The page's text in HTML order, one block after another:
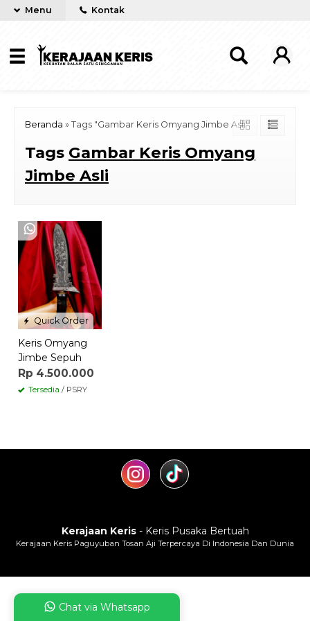
Menu Kontak
Beranda » Tags "Gambar Keris Omyang Jimbe Asli"
Tags Gambar Keris Omyang
Jimbe Asli
Quick Order
Keris Omyang
Jimbe Sepuh
Rp 4.500.000
Tersedia / PSRY
Kerajaan Keris- Keris Pusaka Bertuah
Kerajaan Keris Paguyuban Tosan Aji Terpercaya Di Indonesia Dan Dunia
Chat via Whatsapp